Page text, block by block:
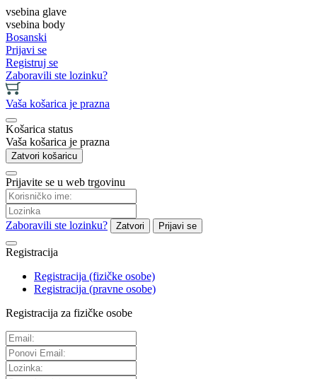
vsebina glave
vsebina body
Bosanski
Prijavi se
Registruj se
Zaboravili ste lozinku?
Vaša košarica je prazna
Košarica status
Vaša košarica je prazna
Zatvori košaricu
Prijavite se u web trgovinu
Zaboravili ste lozinku? Zatvori Prijavi se
Registracija
Registracija (fizičke osobe)
Registracija (pravne osobe)
Registracija za fizičke osobe